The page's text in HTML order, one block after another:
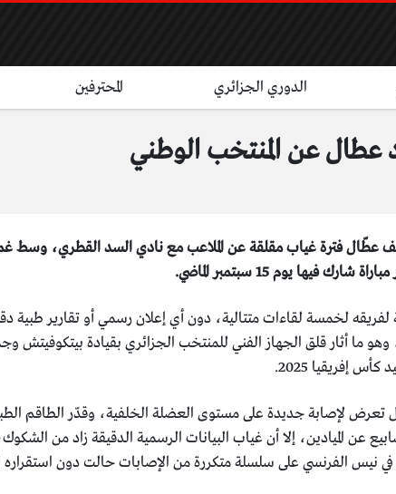
الدوري الجزائري المحترفين
عن المنتخب الوطني
عطّال فترة غياب مقلقة عن الملاعب مع نادي السد القطري، وسط
يوم 15 سبتمبر الماضي.
لفريقه لخمسة لقاءات متتالية، دون أي إعلان رسمي أو تقارير طبية
ما أثار قلق الجهاز الفني للمنتخب الجزائري بقيادة بيتكوفيتش
إفريقيا 2025.
تعرض لإصابة جديدة على مستوى العضلة الخلفية، وقدّر الطاقم
السد غيابه ما بين 6 إلى 8 أسابيع عن الميادين، إلا أن غياب البيانات الرسمية الدقيقة زاد من
في نيس الفرنسي على سلسلة متكررة من الإصابات حالت دون استقراره